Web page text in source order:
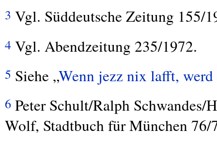
3 Vgl. Süddeutsche Zeitung 155/
4 Vgl. Abendzeitung 235/1972.
5 Siehe „Wenn jezz nix lafft,
6 Peter Schult/Ralph Schwandes/
Wolf, Stadtbuch für München